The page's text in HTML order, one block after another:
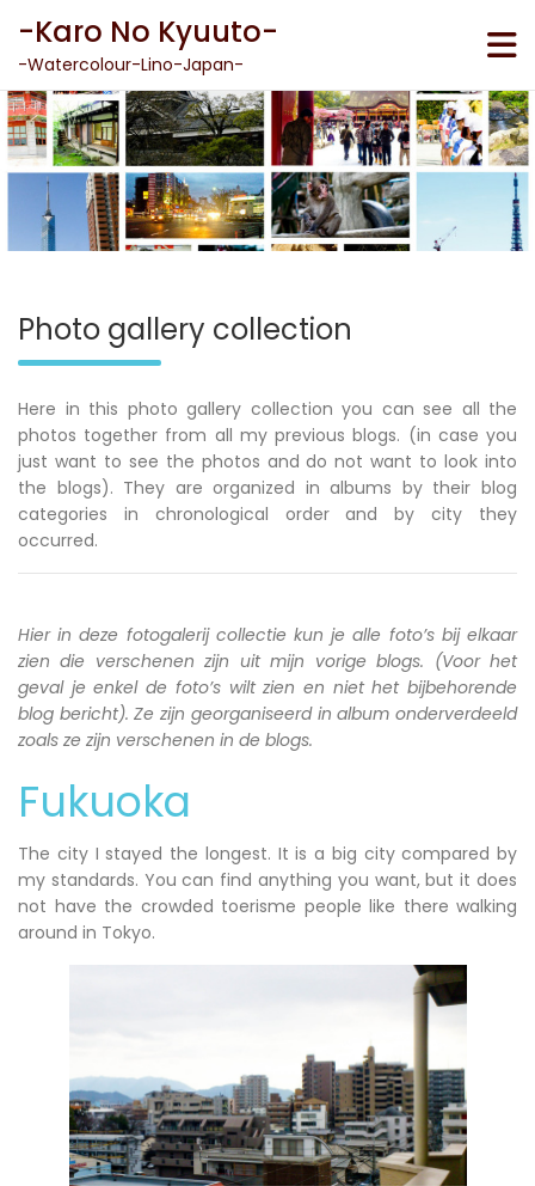
content
-Karo No Kyuuto-
-Watercolour-Lino-Japan-
Photo gallery collection
Here in this photo gallery collection you can see all the
photos together from all my previous blogs. (in case you
just want to see the photos and do not want to look into
the blogs). They are organized in albums by their blog
categories in chronological order and by city they
occurred.
Hier in deze fotogalerij collectie kun je alle foto’s bij elkaar
zien die verschenen zijn uit mijn vorige blogs. (Voor het
geval je enkel de foto’s wilt zien en niet het bijbehorende
blog bericht). Ze zijn georganiseerd in album onderverdeeld
zoals ze zijn verschenen in de blogs.
Fukuoka
The city I stayed the longest. It is a big city compared by
my standards. You can find anything you want, but it does
not have the crowded toerisme people like there walking
around in Tokyo.